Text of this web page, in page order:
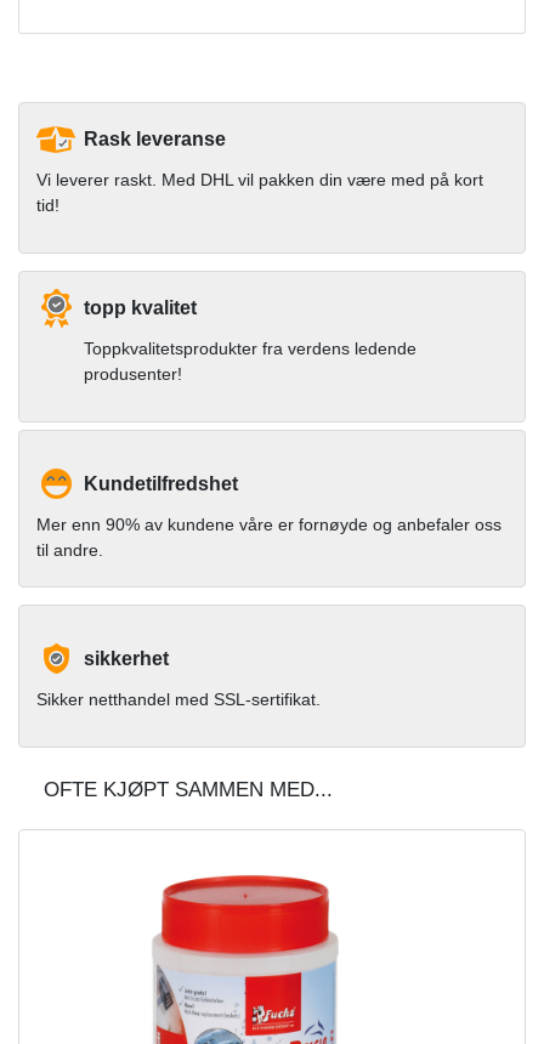
Rask leveranse
Vi leverer raskt. Med DHL vil pakken din være med på kort
tid!
topp kvalitet
Toppkvalitetsprodukter fra verdens ledende
produsenter!
Kundetilfredshet
Mer enn 90% av kundene våre er fornøyde og anbefaler oss
til andre.
sikkerhet
Sikker netthandel med SSL-sertifikat.
OFTE KJØPT SAMMEN MED...